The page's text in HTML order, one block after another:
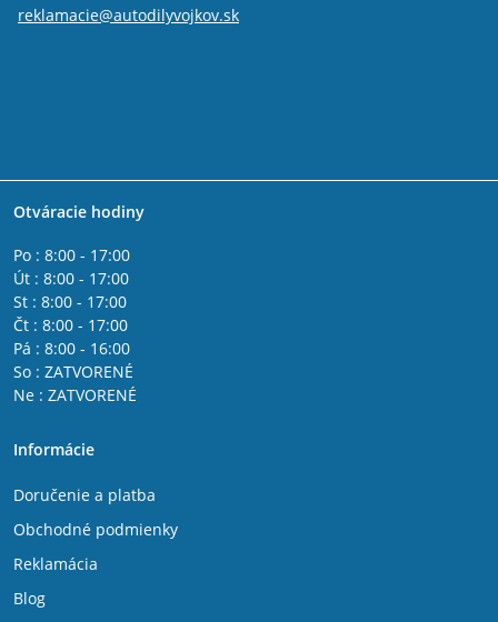
reklamacie@autodilyvojkov.sk
Otváracie hodiny
Po : 8:00 - 17:00
Út : 8:00 - 17:00
St : 8:00 - 17:00
Čt : 8:00 - 17:00
Pá : 8:00 - 16:00
So : ZATVORENÉ
Ne : ZATVORENÉ
Informácie
Doručenie a platba
Obchodné podmienky
Reklamácia
Blog